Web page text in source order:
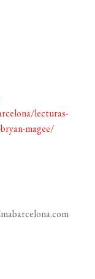
lecturas-
magee/